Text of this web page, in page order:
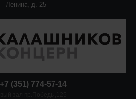
Ленина, д. 25
+7 (351) 774-57-14